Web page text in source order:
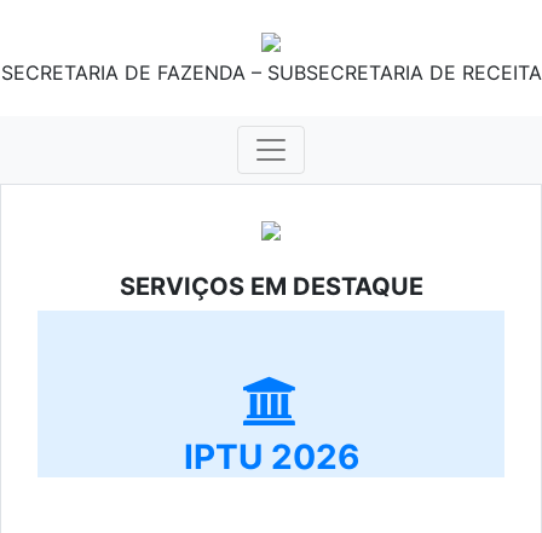
SECRETARIA DE FAZENDA – SUBSECRETARIA DE RECEITA
SERVIÇOS EM DESTAQUE
IPTU 2026